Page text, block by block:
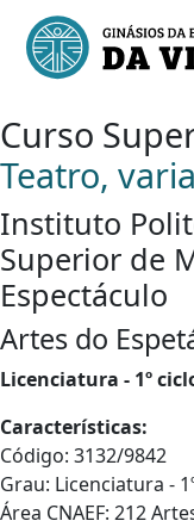
Curso
Teatro,
Instituto
Superior de
Espectáculo
Artes do
Licenciatura - 1º
Características:
Código: 3132/9842
Grau: Licenciatura -
Área CNAEF: 212